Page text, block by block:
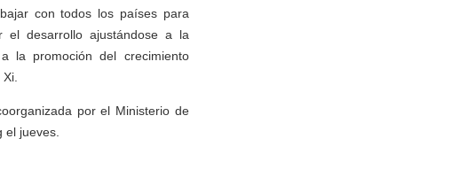
con todos los países para
el desarrollo ajustándose a la
la promoción del crecimiento
por el Ministerio de
jueves.